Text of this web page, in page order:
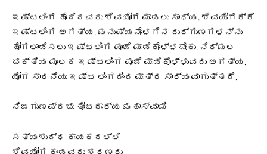
ಇಷ್ಟಲಿಂಗ ಹೊಂದಿದವರು ಶಿವಯೋಗ ಮಾಡಲು ಸಾಧ್ಯ. ಶಿವಯೋಗಕ್ಕೆ
ಇಷ್ಟಲಿಂಗ ಅಗತ್ಯ. ಮನುಷ್ಯನೊಳಗಿನ ದುರ್ಗುಣಗಳನ್ನು
ಹೋಗಲಾಡಿಸಲು ಇಷ್ಟಲಿಂಗ ಪೂಜೆ ಮಾಡಿಕೊಳ್ಳಬೇಕು. ನಿರ್ಮಲ
ಭಕ್ತಿಯ ಮೂಲಕ ಇಷ್ಟಲಿಂಗ ಪೂಜೆ ಮಾಡಿಕೊಳ್ಳುವದು ಅಗತ್ಯ.
ಯೋಗ ಸಾಧನೆಯು ಇಷ್ಟ ಲಿಂಗದಿಂದ ಮಾತ್ರ ಸಾಧ್ಯವಾಗುತ್ತದೆ.
ನಿಜಗುಣಪ್ರಭು ತೋಂಟದಾರ್ಯ ಮಹಾಸ್ವಾಮಿ
ಸತ್ಯಶುದ್ಧ ಕಾಯಕದಲ್ಲಿ